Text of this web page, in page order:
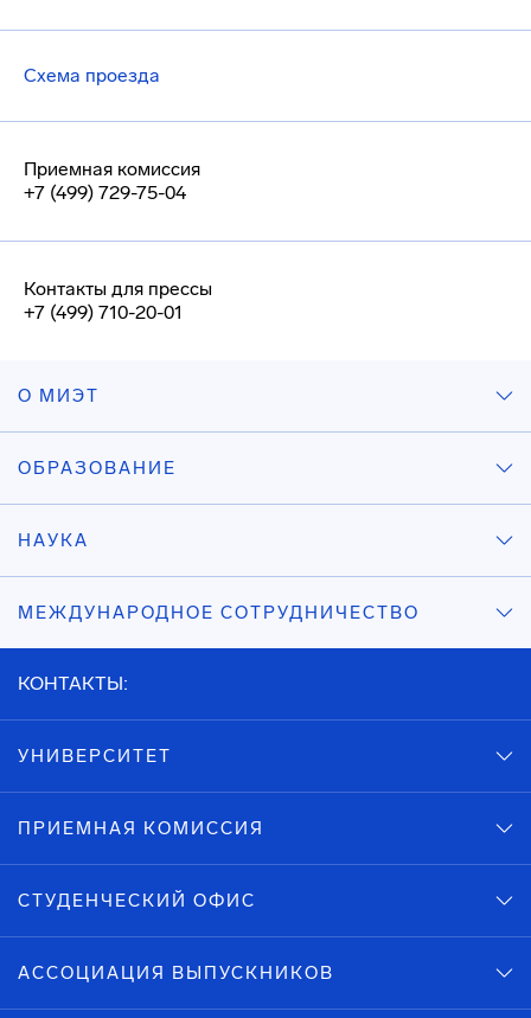
Схема проезда
Приемная комиссия
+7 (499) 729-75-04
Контакты для прессы
+7 (499) 710-20-01
О МИЭТ
ОБРАЗОВАНИЕ
НАУКА
МЕЖДУНАРОДНОЕ СОТРУДНИЧЕСТВО
КОНТАКТЫ:
УНИВЕРСИТЕТ
ПРИЕМНАЯ КОМИССИЯ
СТУДЕНЧЕСКИЙ ОФИС
АССОЦИАЦИЯ ВЫПУСКНИКОВ